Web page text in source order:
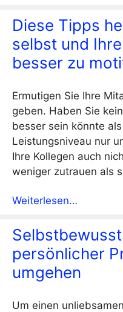
Diese Tipps
selbst und
besser zu
Ermutigen Sie Ihre
geben. Haben Sie
besser sein könnte
Leistungsniveau nur
Ihre Kollegen auch
weniger zutrauen als
Weiterlesen…
persönlicher
umgehen
Um einen